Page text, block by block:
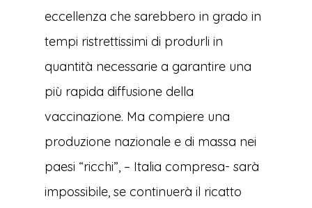
eccellenza che sarebbero in grado in
tempi ristrettissimi di produrli in
quantità necessarie a garantire una
più rapida diffusione della
vaccinazione. Ma compiere una
produzione nazionale e di massa nei
paesi “ricchi”, – Italia compresa- sarà
impossibile, se continuerà il ricatto